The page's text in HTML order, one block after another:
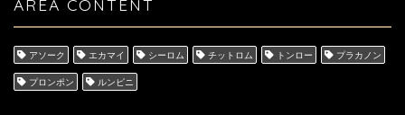
AREA CONTENT
アソーク エカマイ シーロム チットロム トンロー プラカノン
プロンポン ルンピニ